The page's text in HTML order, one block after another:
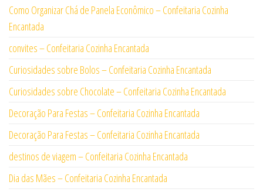
Como Organizar Chá de Panela Econômico – Confeitaria Cozinha
Encantada
convites – Confeitaria Cozinha Encantada
Curiosidades sobre Bolos – Confeitaria Cozinha Encantada
Curiosidades sobre Chocolate – Confeitaria Cozinha Encantada
Decoração Para Festas – Confeitaria Cozinha Encantada
Decoração Para Festas – Confeitaria Cozinha Encantada
destinos de viagem – Confeitaria Cozinha Encantada
Dia das Mães – Confeitaria Cozinha Encantada